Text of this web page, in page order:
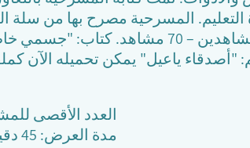
المسرحية مصرح بها من سلة
للمشاركة في التربية. العدد الأقصى
"أصدقاء ياعيل" يمكن تحميله الآن
العدد الأقصى
مدة العرض: 45 دقيقة.